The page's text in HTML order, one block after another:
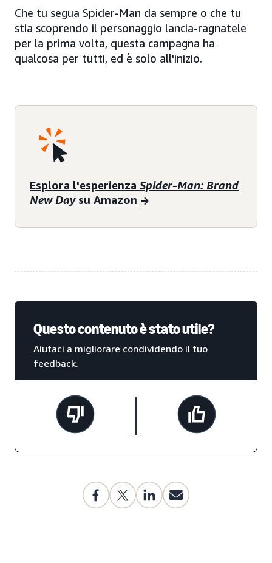
Che tu segua Spider-Man da sempre o che tu
stia scoprendo il personaggio lancia-ragnatele
per la prima volta, questa campagna ha
qualcosa per tutti, ed è solo all'inizio.
Esplora l'esperienza Spider-Man: Brand
New Daysu Amazon
Questo contenuto è stato utile?
Aiutaci a migliorare condividendo il tuo
feedback.